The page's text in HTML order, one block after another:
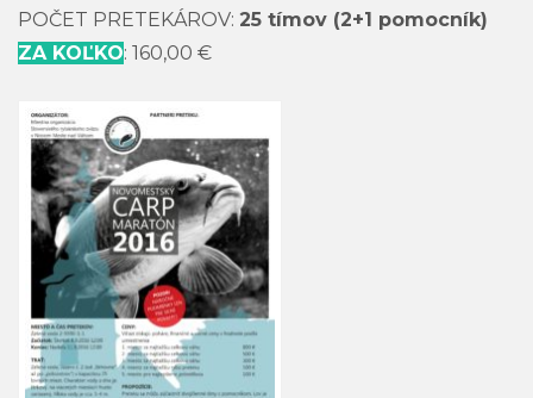
POČET PRETEKÁROV: 25 tímov (2+1 pomocník)
ZA KOĽKO: 160,00 €